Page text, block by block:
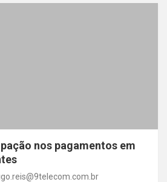
nos pagamentos em